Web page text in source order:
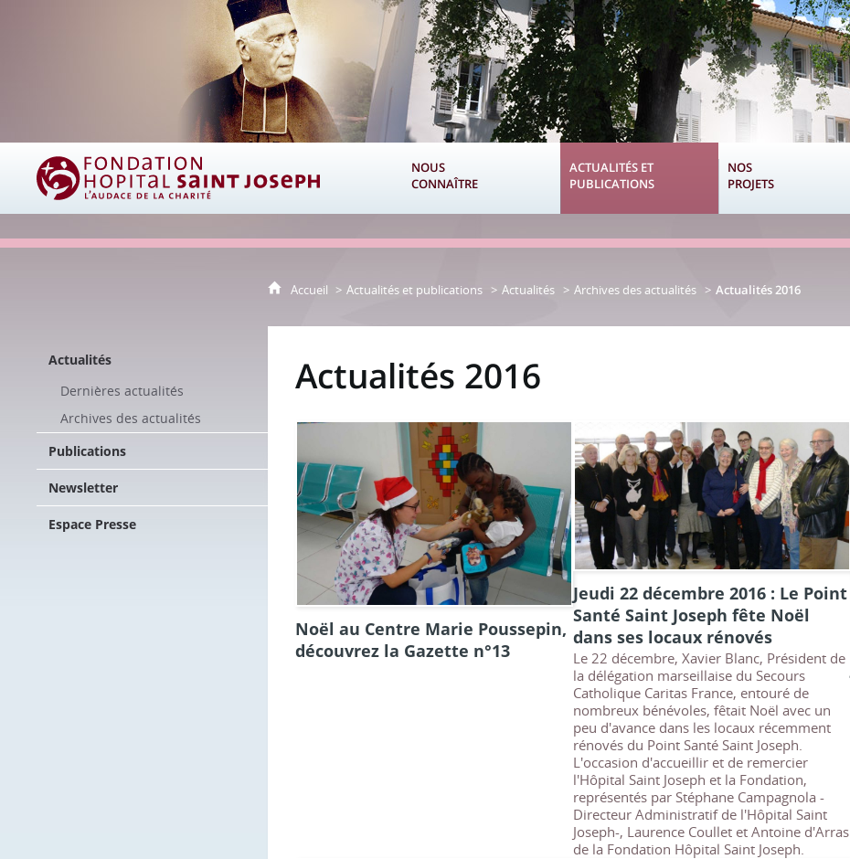
Fondation Hôpital Saint Joseph
NOUS
CONNAÎTRE
ACTUALITÉS ET
PUBLICATIONS
NOS
PROJETS
Actualités
Dernières actualités
Archives des actualités
Publications
Newsletter
Espace Presse
Accueil Actualités et publications Actualités Archives des actualités Actualités 2016
Actualités 2016
Noël au Centre Marie Poussepin,
découvrez la Gazette n°13
Jeudi 22 décembre 2016 : Le Point
Santé Saint Joseph fête Noël
dans ses locaux rénovés
Le 22 décembre, Xavier Blanc, Président de
la délégation marseillaise du Secours
Catholique Caritas France, entouré de
nombreux bénévoles, fêtait Noël avec un
peu d'avance dans les locaux récemment
rénovés du Point Santé Saint Joseph.
L'occasion d'accueillir et de remercier
l'Hôpital Saint Joseph et la Fondation,
représentés par Stéphane Campagnola -
Directeur Administratif de l'Hôpital Saint
Joseph-, Laurence Coullet et Antoine d'Arras
de la Fondation Hôpital Saint Joseph.